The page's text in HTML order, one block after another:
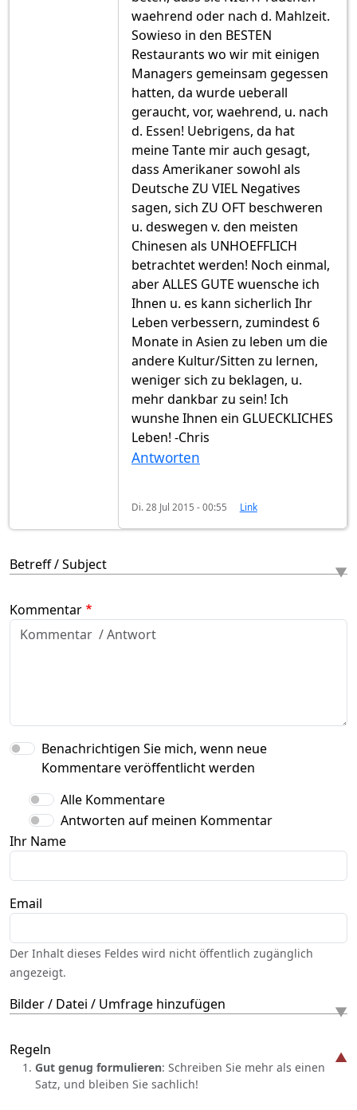
waehrend oder nach d. Mahlzeit.
Sowieso in den BESTEN
Restaurants wo wir mit einigen
Managers gemeinsam gegessen
hatten, da wurde ueberall
geraucht, vor, waehrend, u. nach
d. Essen! Uebrigens, da hat
meine Tante mir auch gesagt,
dass Amerikaner sowohl als
Deutsche ZU VIEL Negatives
sagen, sich ZU OFT beschweren
u. deswegen v. den meisten
Chinesen als UNHOEFFLICH
betrachtet werden! Noch einmal,
aber ALLES GUTE wuensche ich
Ihnen u. es kann sicherlich Ihr
Leben verbessern, zumindest 6
Monate in Asien zu leben um die
andere Kultur/Sitten zu lernen,
weniger sich zu beklagen, u.
mehr dankbar zu sein! Ich
wunshe Ihnen ein GLUECKLICHES
Leben! -Chris
Antworten
Di. 28 Jul 2015 - 00:55 Link
Betreff / Subject
Kommentar
Benachrichtigen Sie mich, wenn neue
Kommentare veröffentlicht werden
Alle Kommentare
Antworten auf meinen Kommentar
Ihr Name
Email
Der Inhalt dieses Feldes wird nicht öffentlich zugänglich
angezeigt.
Bilder / Datei / Umfrage hinzufügen
Regeln
Gut genug formulieren: Schreiben Sie mehr als einen
Satz, und bleiben Sie sachlich!